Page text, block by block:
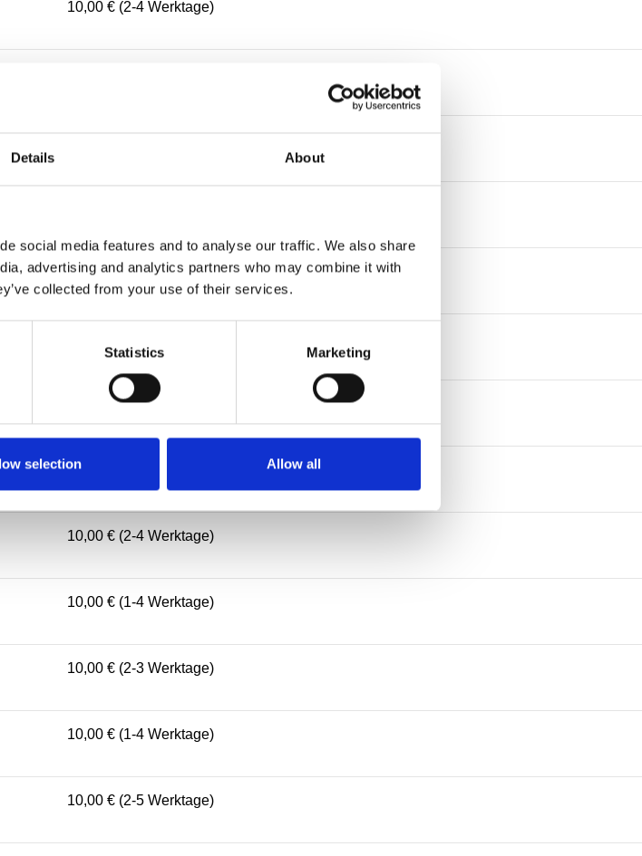
Details About
social media features and to analyse our traffic. We also share
advertising and analytics partners who may combine it with
collected from your use of their services.
Statistics Marketing
selection Allow all
10,00 € (2-4 Werktage)
10,00 € (2-4 Werktage)
10,00 € (1-4 Werktage)
10,00 € (3-5 Werktage)
10,00 € (2-4 Werktage)
10,00 € (1-4 Werktage)
10,00 € (2-3 Werktage)
10,00 € (1-4 Werktage)
10,00 € (2-5 Werktage)